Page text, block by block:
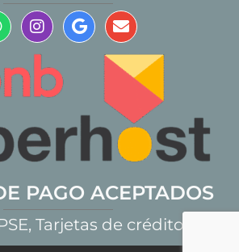
PAGO ACEPTADOS
Tarjetas de crédito